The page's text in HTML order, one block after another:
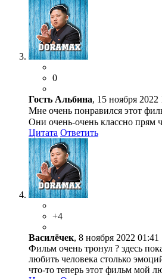
0
Гость Альбина, 15 ноября 2022
Мне очень понравился этот
Они очень-очень классно прям
Цитата Ответить
+4
Василёчек, 8 ноября 2022 01:41
Фильм очень тронул ? здесь
любить человека столько
что-то теперь этот фильм мой